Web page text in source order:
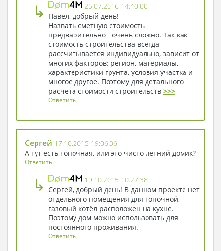
↳
25.07.2016 14:40:00
Павел, добрый день!
Назвать сметную стоимость
предварительно - очень сложно. Так как
стоимость строительства всегда
рассчитывается индивидуально, зависит от
многих факторов: регион, материалы,
характеристики грунта, условия участка и
многое другое. Поэтому для детального
расчёта стоимости строительств >>>
Ответить
Сергей 17.10.2015 19:06:36
А тут есть топочная, или это чисто летний домик?
Ответить
↳
19.10.2015 10:27:38
Сергей, добрый день! В данном проекте нет
отдельного помещения для топочной,
газовый котёл расположен на кухне.
Поэтому дом можно использовать для
постоянного проживания.
Ответить